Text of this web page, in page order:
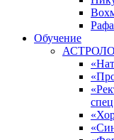
Обучение